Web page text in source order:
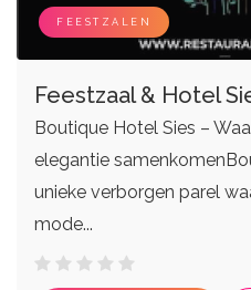
FEESTZALEN
Feestzaal & Hotel
Boutique Hotel Sies –
elegantie
unieke verborgen parel
mode...